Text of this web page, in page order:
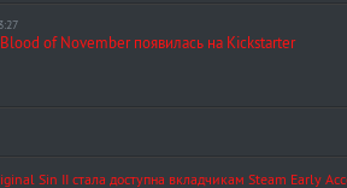
of November появилась на Kickstarter
Sin II стала доступна вкладчикам Steam Early